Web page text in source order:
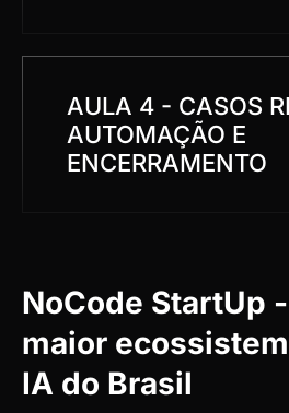
AULA 4 - CASOS
AUTOMAÇÃO E
ENCERRAMENTO
NoCode StartUp
maior
IA do Brasil